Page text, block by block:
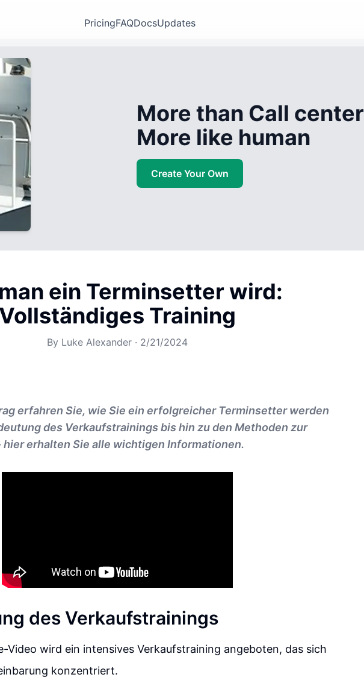
PricingFAQDocsUpdates
More than Call center
More like human
Create Your Own
ein Terminsetter wird:
Vollständiges Training
By Luke Alexander · 2/21/2024
erfahren Sie, wie Sie ein erfolgreicher Terminsetter werden
des Verkaufstrainings bis hin zu den Methoden zur
erhalten Sie alle wichtigen Informationen.
des Verkaufstrainings
Video wird ein intensives Verkaufstraining angeboten, das sich
konzentriert.